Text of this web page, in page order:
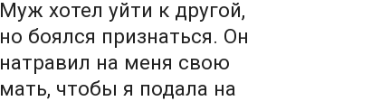
Муж хотел уйти к другой,
но боялся признаться. Он
натравил на меня свою
мать, чтобы я подала на